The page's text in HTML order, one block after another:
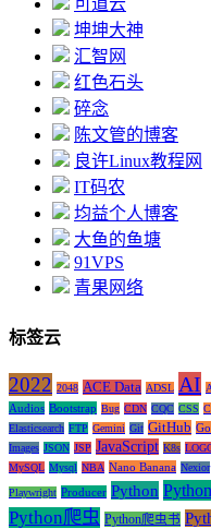
可道云
坤坤大神
汇智网
红色石头
碎念
陈文管的博客
良许Linux教程网
IT码农
均益个人博客
大鱼的鱼塘
91VPS
青果网络
标签云
2022 2048 ACE Data ADSL AI
Audios Bootstrap Bug CDN CQC CSS
Elasticsearch FTP Gemini Git GitHub
Images JSON JSP JavaScript K8s
MySQL Mysql NBA Nano Banana Nexior
Playwright Producer Python
Python爬虫 Python爬虫书